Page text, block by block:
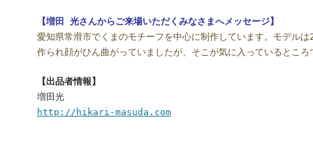
【増田 光さんからご来場いただくみなさまへメッセージ】
愛知県常滑市でくまのモチーフを中心に制作しています。モデル
作られ顔がひん曲がっていましたが、そこが気に入っているとこ
【出品者情報】
増田光
http://hikari-masuda.com